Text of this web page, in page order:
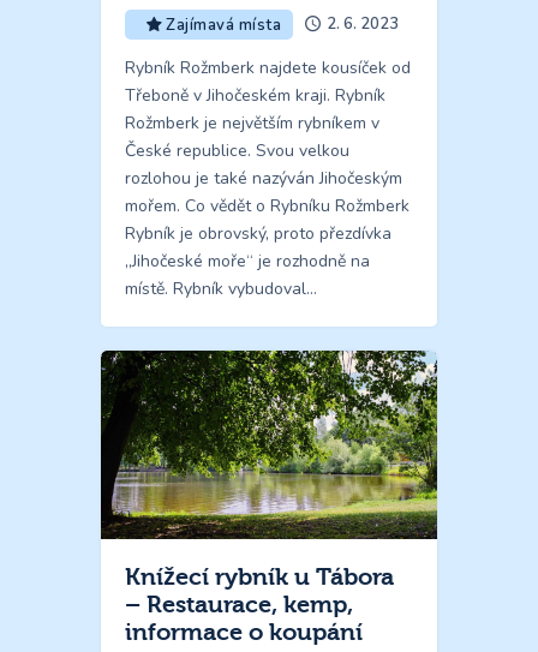
Zajímavá místa 2. 6. 2023
Rybník Rožmberk najdete kousíček od
Třeboně v Jihočeském kraji. Rybník
Rožmberk je největším rybníkem v
České republice. Svou velkou
rozlohou je také nazýván Jihočeským
mořem. Co vědět o Rybníku Rožmberk
Rybník je obrovský, proto přezdívka
„Jihočeské moře“ je rozhodně na
místě. Rybník vybudoval…
Knížecí rybník u Tábora
– Restaurace, kemp,
informace o koupání